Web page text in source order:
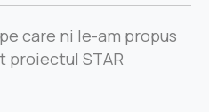
care ni le-am propus
proiectul STAR